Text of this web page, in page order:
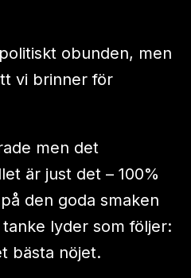
obunden, men
vi brinner för
men det
är just det – 100%
den goda smaken
lyder som följer:
bästa nöjet.